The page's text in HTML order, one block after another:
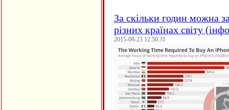
За скільки годин можна
різних країнах світу
2015-09-23 12:50:31